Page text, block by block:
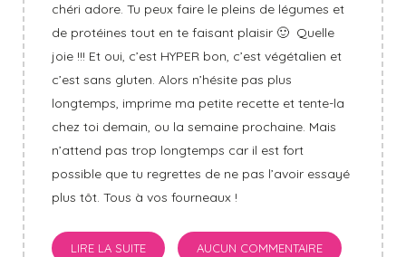
chéri adore. Tu peux faire le pleins de légumes et
de protéines tout en te faisant plaisir 🙂 Quelle
joie !!! Et oui, c’est HYPER bon, c’est végétalien et
c’est sans gluten. Alors n’hésite pas plus
longtemps, imprime ma petite recette et tente-la
chez toi demain, ou la semaine prochaine. Mais
n’attend pas trop longtemps car il est fort
possible que tu regrettes de ne pas l’avoir essayé
plus tôt. Tous à vos fourneaux !
LIRE LA SUITE AUCUN COMMENTAIRE